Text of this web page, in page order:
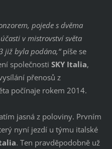
pojede s dvěma
v mistrovství světa
již byla podána,“píše se
společnosti SKY Italia,
přenosů z
počínaje rokem 2014.
jasná z poloviny. Prvním
nyní jezdí u týmu italské
. Ten pravděpodobně už